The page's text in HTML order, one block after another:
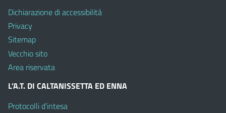
Dichiarazione di accessibilità
Privacy
Sitemap
Vecchio sito
Area riservata
L’A.T. DI CALTANISSETTA ED ENNA
Protocolli d’intesa